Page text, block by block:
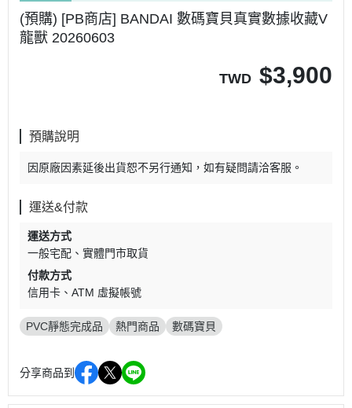
(預購) [PB商店] BANDAI 數碼寶貝真實數據收藏V
龍獸 20260603
TWD $3,900
預購說明
因原廠因素延後出貨恕不另行通知，如有疑問請洽客服。
運送&付款
運送方式
一般宅配
實體門市取貨
付款方式
信用卡
ATM 虛擬帳號
PVC靜態完成品 熱門商品 數碼寶貝
分享商品到